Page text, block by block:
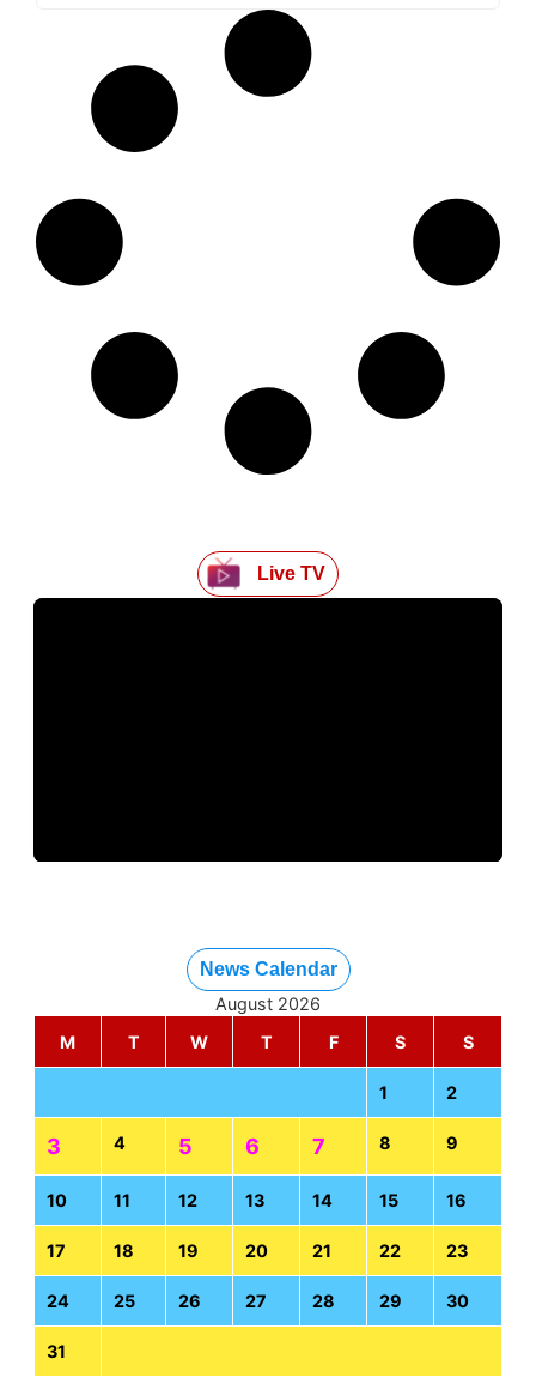
Live TV
News Calendar
August 2026
M
T W T F S S
1 2
3 4 5 6 7 8 9
10 11 12 13 14 15 16
17 18 19 20 21 22 23
24 25 26 27 28 29 30
31